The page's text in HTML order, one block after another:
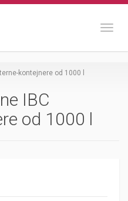
kontejnere od 1000 l
IBC
od 1000 l